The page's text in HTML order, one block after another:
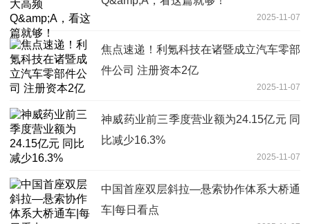
2025-11-07
焦点速递！利氪科技在诸暨成立汽车零部
件公司 注册资本2亿
2025-11-07
神威药业前三季度营业额为24.15亿元 同
比减少16.3%
2025-11-07
中国首座双层斜拉—悬索协作体系大桥通
车|每日看点